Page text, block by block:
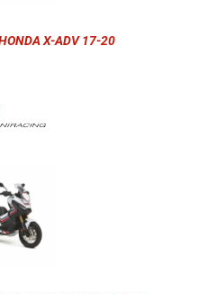
X-ADV 17-20